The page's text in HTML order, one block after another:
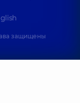
защищены